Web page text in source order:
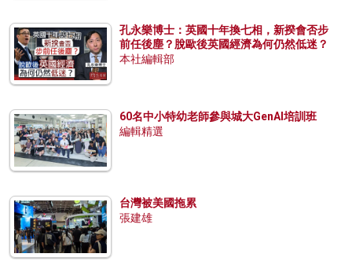
孔永樂博士：英國十年換七相，新揆會否步
前任後塵？脫歐後英國經濟為何仍然低迷？
本社編輯部
60名中小特幼老師參與城大GenAI培訓班
編輯精選
台灣被美國拖累
張建雄